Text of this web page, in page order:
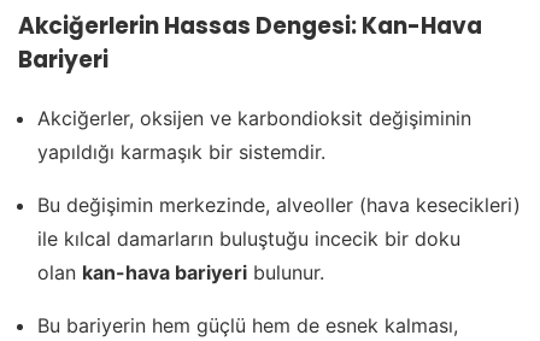
Akciğerlerin Hassas Dengesi: Kan-Hava
Bariyeri
Akciğerler, oksijen ve karbondioksit değişiminin
yapıldığı karmaşık bir sistemdir.
Bu değişimin merkezinde, alveoller (hava kesecikleri)
ile kılcal damarların buluştuğu incecik bir doku
olan kan-hava bariyeri bulunur.
Bu bariyerin hem güçlü hem de esnek kalması,